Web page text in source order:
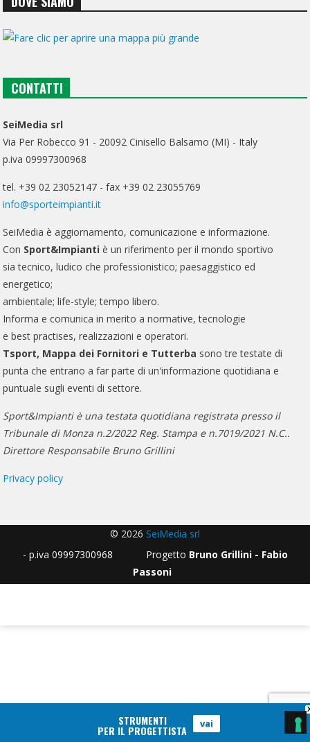
CONTATTI
SeiMedia srl
Via Per Robecco 91 - 20092 Cinisello Balsamo (MI) - Italy
p.iva 09997300968
tel. +39 02 23052147 - fax +39 02 23055769
info@sporteimpianti.it
SeiMedia è aggiornamento, comunicazione e informazione.
Con Sport&Impianti è un riferimento per il mondo sportivo
sia tecnico, ludico che professionistico; paesaggistico ed
energetico;
ambientale; life-style; tempo libero.
Informa e comunica in merito a normative, tecnologie
e best practises, realizzazioni e operatori.
Tsport, Mappa dei Fornitori e Tutterba sono tre testate di
punta che entrano a far parte di un'informazione quotidiana e
puntuale sugli eventi di settore.
Sport&Impianti è una testata quotidiana registrata presso il
Tribunale di Monza n.2/2022 Reg. Stampa e n.7019/2021 N.C..
Direttore Responsabile Bruno Grillini
Privacy policy
© 2026 SeiMedia srl
- p.iva 09997300968 Progetto Bruno Grillini - Fabio
Passoni
STRUMENTI
PER IL PROGETTISTA vai